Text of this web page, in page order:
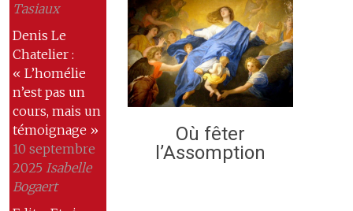
Tasiaux
Denis Le
Chatelier :
« L’homélie
n’est pas un
cours, mais un
témoignage »
10 septembre
2025 Isabelle
Bogaert
Où fêter
l’Assomption